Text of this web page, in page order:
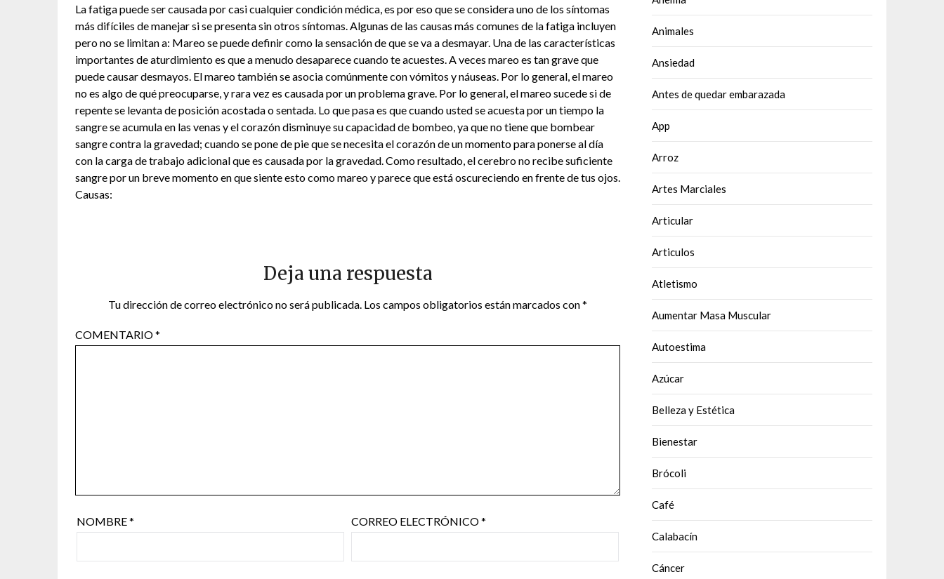
La fatiga puede ser causada por casi cualquier condición médica, es por eso que se considera uno de los síntomas
más difíciles de manejar si se presenta sin otros síntomas. Algunas de las causas más comunes de la fatiga incluyen
pero no se limitan a: Mareo se puede definir como la sensación de que se va a desmayar. Una de las características
importantes de aturdimiento es que a menudo desaparece cuando te acuestes. A veces mareo es tan grave que
puede causar desmayos. El mareo también se asocia comúnmente con vómitos y náuseas. Por lo general, el mareo
no es algo de qué preocuparse, y rara vez es causada por un problema grave. Por lo general, el mareo sucede si de
repente se levanta de posición acostada o sentada. Lo que pasa es que cuando usted se acuesta por un tiempo la
sangre se acumula en las venas y el corazón disminuye su capacidad de bombeo, ya que no tiene que bombear
sangre contra la gravedad; cuando se pone de pie que se necesita el corazón de un momento para ponerse al día
con la carga de trabajo adicional que es causada por la gravedad. Como resultado, el cerebro no recibe suficiente
sangre por un breve momento en que siente esto como mareo y parece que está oscureciendo en frente de tus ojos.
Causas:
Deja una respuesta
Tu dirección de correo electrónico no será publicada. Los campos obligatorios están marcados con*
COMENTARIO*
NOMBRE* CORREO ELECTRÓNICO*
Animales
Ansiedad
Antes de quedar embarazada
App
Arroz
Artes Marciales
Articular
Articulos
Atletismo
Aumentar Masa Muscular
Autoestima
Azúcar
Belleza y Estética
Bienestar
Brócoli
Café
Calabacín
Cáncer